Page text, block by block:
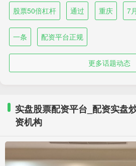
股票50倍杠杆 通过 重庆 7月
一条 配资平台正规
更多话题动态
实盘股票配资平台_配资实盘
资机构